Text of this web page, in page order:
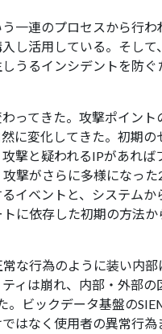
一連のプロセスから行わ
し活用している。そして
うるインシデントを防ぐ
ってきた。攻撃ポイント
に変化してきた。初期の
撃と疑われるIPがあれば
撃がさらに多様になっ
イベントと、システムか
に依存した初期の方法か
な行為のように装い内
ィは崩れ、内部・外部の
ビックデータ基盤の
はなく使用者の異常行為